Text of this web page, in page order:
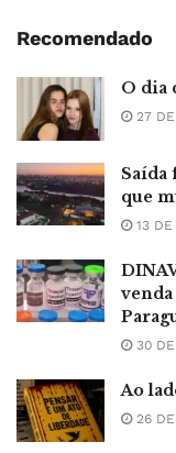
Recomendado
O dia
27 DE
Saída
que
13 DE
30 DE
Ao
26 DE